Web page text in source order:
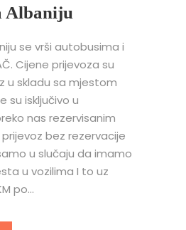
Albaniju
se vrši autobusima i
Cijene prijevoza su
u skladu sa mjestom
su isključivo u
nas rezervisanim
bez rezervacije
u slučaju da imamo
u vozilima I to uz
po...